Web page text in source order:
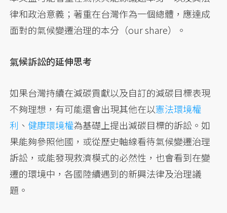
律和政治意義；著重在台灣作為一個總體，應達成
面對的氣候變遷治理的本分（our share）。
氣候訴訟的延伸思考
如果台灣持續在減碳貢獻以及自訂的減碳目標表現
不夠理想，有可能還會出現其他在以憲法環境權
利 、 健康環境權為基礎上提出減碳目標的訴訟。如
果能夠參照他國，或從歷史軸線看待氣候變遷治理
訴訟，或能發現救濟模式的必然性，也會看到在變
遷的環境中，各國陸續遇到的新興法律及治理議
題。